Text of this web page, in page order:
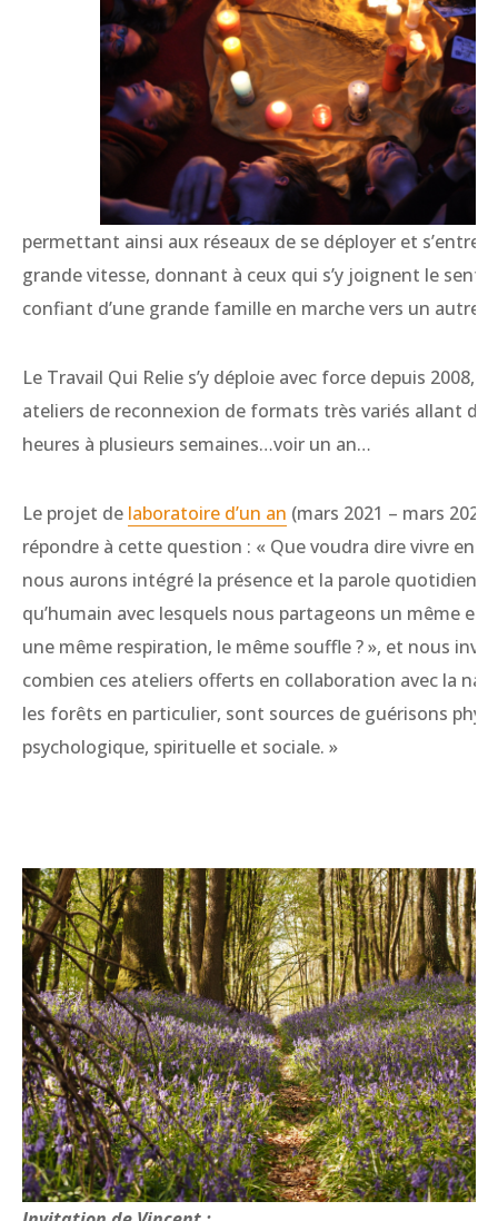
permettant ainsi aux réseaux de se déployer et
grande vitesse, donnant à ceux qui s’y joignent le
confiant d’une grande famille en marche vers un autre
Le Travail Qui Relie s’y déploie avec force depuis 2008,
ateliers de reconnexion de formats très variés allant de
heures à plusieurs semaines…voir un an…
Le projet de laboratoire d’un an (mars 2021 – mars
répondre à cette question : « Que voudra dire vivre
nous aurons intégré la présence et la parole
qu’humain avec lesquels nous partageons un même
une même respiration, le même souffle ? », et nous
combien ces ateliers offerts en collaboration avec la
les forêts en particulier, sont sources de guérisons
psychologique, spirituelle et sociale. »